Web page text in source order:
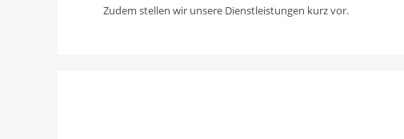
Zudem stellen wir unsere Dienstleistungen kurz vor.